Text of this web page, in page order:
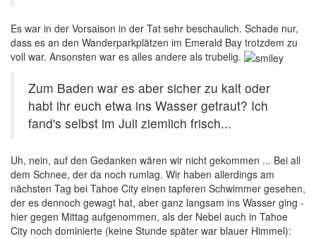
Es war in der Vorsaison in der Tat sehr beschaulich. Schade nur,
dass es an den Wanderparkplätzen im Emerald Bay trotzdem zu
voll war. Ansonsten war es alles andere als trubelig.
Zum Baden war es aber sicher zu kalt oder
habt ihr euch etwa ins Wasser getraut? Ich
fand's selbst im Juli ziemlich frisch...
Uh, nein, auf den Gedanken wären wir nicht gekommen ... Bei all
dem Schnee, der da noch rumlag. Wir haben allerdings am
nächsten Tag bei Tahoe City einen tapferen Schwimmer gesehen,
der es dennoch gewagt hat, aber ganz langsam ins Wasser ging -
hier gegen Mittag aufgenommen, als der Nebel auch in Tahoe
City noch dominierte (keine Stunde später war blauer Himmel):